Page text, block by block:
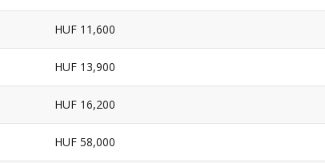
HUF 11,600
HUF 13,900
HUF 16,200
HUF 58,000